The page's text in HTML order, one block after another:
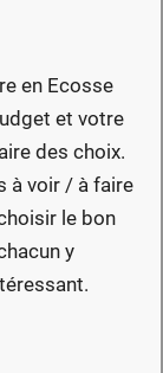
en Ecosse
et votre
des choix.
à voir / à faire
le bon
y